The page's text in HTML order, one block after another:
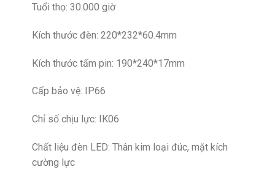
Tuổi thọ: 30.000 giờ
Kích thước đèn: 220*232*60.4mm
Kích thước tấm pin: 190*240*17mm
Cấp bảo vệ: IP66
Chỉ số chịu lực: IK06
Chất liệu đèn LED: Thân kim loại đúc, mặt kích
cường lực